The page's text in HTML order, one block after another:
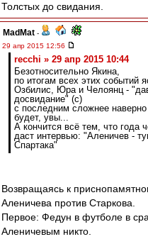
Толстых до свидания.
MadMat -
29 апр 2015 12:56
recchi » 29 апр 2015 10:44
Безотносительно Якина,
по итогам всех этих событий
Озбилис, Юра и Челоянц -
досвидание" (с)
с последним сложнее наверно
будет, увы...
А кончится всё тем, что года
даст интервью: "Аленичев -
Спартака"
Возвращаясь к
Аленичева против Старкова.
Первое: Федун в футболе в
Аленичевым никто.